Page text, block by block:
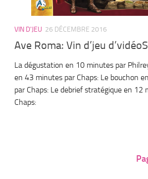
VIN D'JEU 26 DÉCEMBRE 2016
Ave Roma: Vin d’jeu d’vidéoS
La dégustation en 10 minutes par
en 43 minutes par Chaps: Le bouchon
par Chaps: Le debrief stratégique en 12
Chaps: